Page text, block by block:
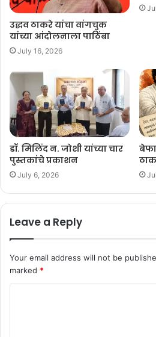
उद्धव ठाकरे यांचा वांगचुक
यांच्या आंदोलनाला पाठिंबा
July 16, 2026
डॉ. मिलिंद न. जोशी यांच्या चार
पुस्तकांचे प्रकाशन
July 6, 2026
Leave a Reply
Your email address will not be
marked *